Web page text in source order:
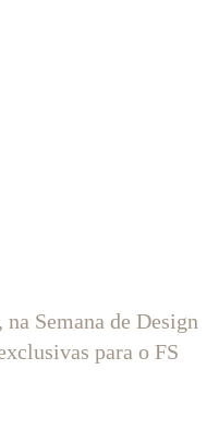
Semana de Design
para o FS